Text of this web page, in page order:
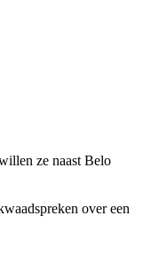
ze naast Belo
over een